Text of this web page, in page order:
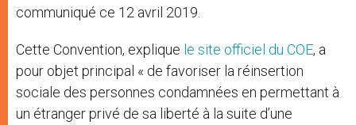
communiqué ce 12 avril 2019.
Cette Convention, explique le site officiel du COE, a
pour objet principal « de favoriser la réinsertion
sociale des personnes condamnées en permettant à
un étranger privé de sa liberté à la suite d’une